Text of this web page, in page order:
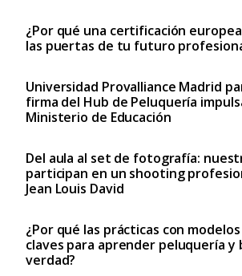
¿Por qué una certificación
las puertas de tu futuro
Universidad Provalliance Madrid
firma del Hub de Peluquería
Ministerio de Educación
Del aula al set de fotografía:
participan en un shooting
Jean Louis David
¿Por qué las prácticas con
claves para aprender peluquería y
verdad?